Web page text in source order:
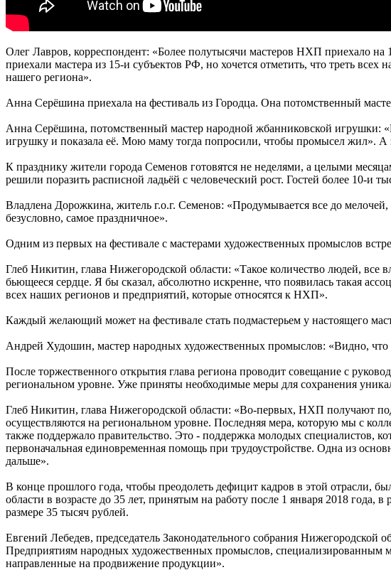
Олег Лавров, корреспондент: «Более полутысячи мастеров НХП приехало
приехали мастера из 15-и субъектов РФ, но хочется отметить, что треть
нашего региона».
Анна Серёшина приехала на фестиваль из Городца. Она потомственный
Анна Серёшина, потомственный мастер народной жбанниковской игрушки:
игрушку и показала её. Мою маму тогда попросили, чтобы промысел жил».
К празднику жители города Семенов готовятся не неделями, а целыми
решили поразить расписной ладьёй с человеческий рост. Гостей более 10-и
Владлена Дорожкина, житель г.о.г. Семенов: «Продумывается все до
безусловно, самое праздничное».
Одним из первых на фестивале с мастерами художественных промыслов
Глеб Никитин, глава Нижегородской области: «Такое количество людей,
бьющееся сердце. Я бы сказал, абсолютно искренне, что появилась такая
всех наших регионов и предприятий, которые относятся к НХП».
Каждый желающий может на фестивале стать подмастерьем у настоящего
Андрей Худошин, мастер народных художественных промыслов: «Видно, что
После торжественного открытия глава региона проводит совещание с
региональном уровне. Уже приняты необходимые меры для сохранения
Глеб Никитин, глава Нижегородской области: «Во-первых, НХП получают
осуществляются на региональном уровне. Последняя мера, которую мы с
также поддержало правительство. Это - поддержка молодых специалистов,
первоначальная единовременная помощь при трудоустройстве. Одна из
дальше».
В конце прошлого года, чтобы преодолеть дефицит кадров в этой отрасли,
области в возрасте до 35 лет, принятым на работу после 1 января 2018
размере 35 тысяч рублей.
Евгений Лебедев, председатель Законодательного собрания
Предприятиям народных художественных промыслов, специализированным
направленные на продвижение продукции».